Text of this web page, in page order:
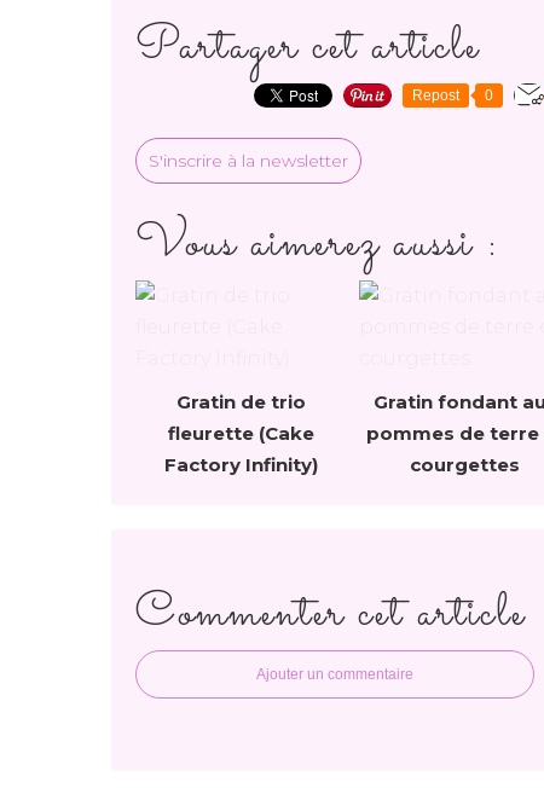
Partager cet article
Repost 0
S'inscrire à la newsletter
Vous aimerez aussi :
Gratin de trio
fleurette (Cake
Factory Infinity)
Gratin fondant
pommes de terre
courgettes
Commenter cet article
Ajouter un commentaire